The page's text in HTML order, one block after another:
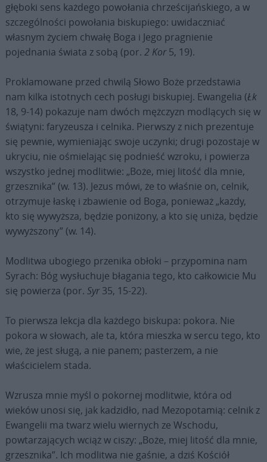
głęboki sens każdego powołania chrześcijańskiego, a w
szczególności powołania biskupiego: uwidaczniać
własnym życiem chwałę Boga i Jego pragnienie
pojednania świata z sobą (por. 2 Kor5, 19).
Proklamowane przed chwilą Słowo Boże przedstawia
nam kilka istotnych cech posługi biskupiej. Ewangelia (Łk
18, 9-14) pokazuje nam dwóch mężczyzn modlących się w
świątyni: faryzeusza i celnika. Pierwszy z nich prezentuje
się pewnie, wymieniając swoje uczynki; drugi pozostaje w
ukryciu, nie ośmielając się podnieść wzroku, i powierza
wszystko jednej modlitwie: „Boże, miej litość dla mnie,
grzesznika” (w. 13). Jezus mówi, że to właśnie on, celnik,
otrzymuje łaskę i zbawienie od Boga, ponieważ „każdy,
kto się wywyższa, będzie poniżony, a kto się uniża, będzie
wywyższony” (w. 14).
Modlitwa ubogiego przenika obłoki – przypomina nam
Syrach: Bóg wysłuchuje błagania tego, kto całkowicie Mu
się powierza (por. Syr35, 15-22).
To pierwsza lekcja dla każdego biskupa: pokora. Nie
pokora w słowach, ale ta, która mieszka w sercu tego, kto
wie, że jest sługą, a nie panem; pasterzem, a nie
właścicielem stada.
Wzrusza mnie myśl o pokornej modlitwie, która od
wieków unosi się, jak kadzidło, nad Mezopotamią: celnik z
Ewangelii ma twarz wielu wiernych ze Wschodu,
powtarzających wciąż w ciszy: „Boże, miej litość dla mnie,
grzesznika”. Ich modlitwa nie gaśnie, a dziś Kościół